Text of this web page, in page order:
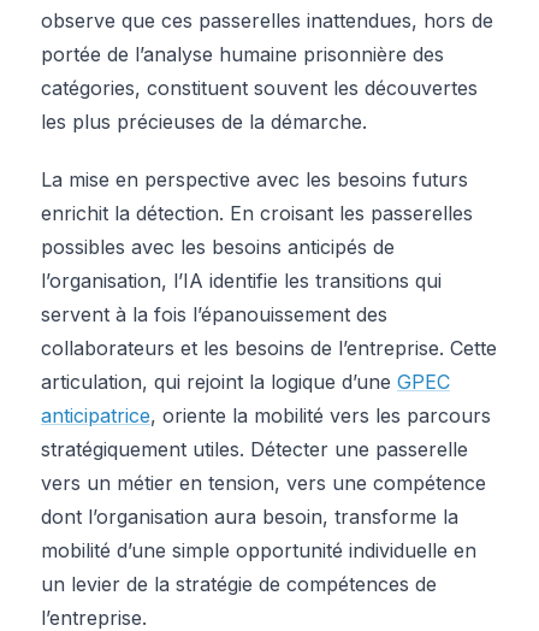
observe que ces passerelles inattendues, hors de
portée de l’analyse humaine prisonnière des
catégories, constituent souvent les découvertes
les plus précieuses de la démarche.
La mise en perspective avec les besoins futurs
enrichit la détection. En croisant les passerelles
possibles avec les besoins anticipés de
l’organisation, l’IA identifie les transitions qui
servent à la fois l’épanouissement des
collaborateurs et les besoins de l’entreprise. Cette
articulation, qui rejoint la logique d’une GPEC
anticipatrice, oriente la mobilité vers les parcours
stratégiquement utiles. Détecter une passerelle
vers un métier en tension, vers une compétence
dont l’organisation aura besoin, transforme la
mobilité d’une simple opportunité individuelle en
un levier de la stratégie de compétences de
l’entreprise.